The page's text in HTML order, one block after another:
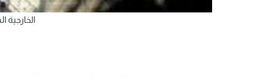
الخارجية